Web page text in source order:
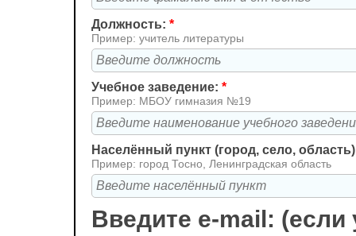
Должность: *
Пример: учитель литературы
Учебное заведение: *
Пример: МБОУ гимназия №19
Населённый пункт (город, село,
Пример: город Тосно, Ленинградская область
Введите e-mail: (если